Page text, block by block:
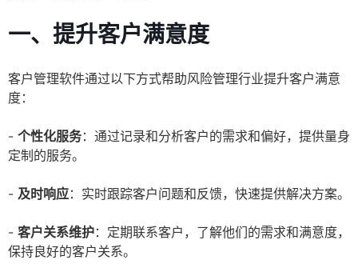
一、提升客户满意度
客户管理软件通过以下方式帮助风险管理行业提升客户满意
度：
- 个性化服务：通过记录和分析客户的需求和偏好，提供量身
定制的服务。
- 及时响应：实时跟踪客户问题和反馈，快速提供解决方案。
- 客户关系维护：定期联系客户，了解他们的需求和满意度，
保持良好的客户关系。